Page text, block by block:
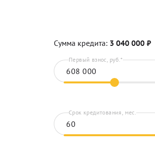
Сумма кредита: 3 040 000 ₽
Первый взнос, руб.*
Срок кредитования, мес.